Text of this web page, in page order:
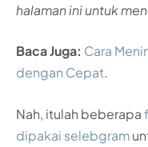
halaman ini untuk
Baca Juga: Cara
dengan Cepat.
Nah, itulah beberapa
dipakai selebgram